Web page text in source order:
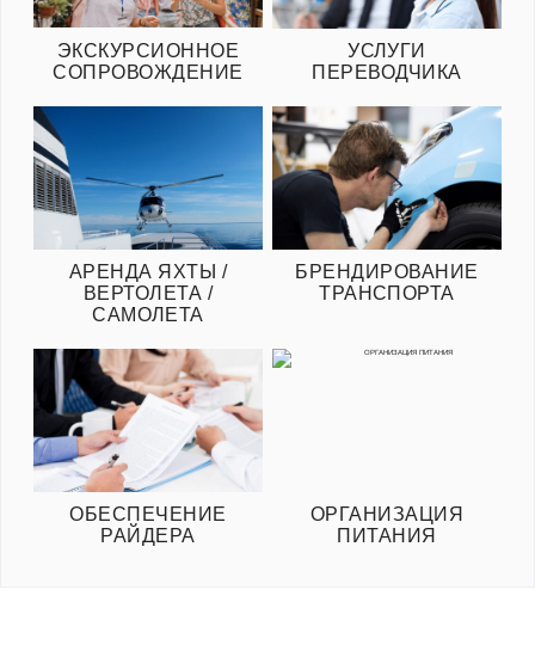
ЭКСКУРСИОННОЕ
СОПРОВОЖДЕНИЕ
УСЛУГИ
ПЕРЕВОДЧИКА
АРЕНДА ЯХТЫ /
ВЕРТОЛЕТА /
САМОЛЕТА
БРЕНДИРОВАНИЕ
ТРАНСПОРТА
ОБЕСПЕЧЕНИЕ
РАЙДЕРА
ОРГАНИЗАЦИЯ
ПИТАНИЯ